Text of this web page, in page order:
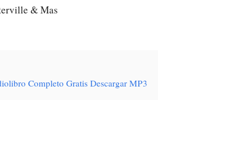
& Mas
Completo Gratis Descargar MP3